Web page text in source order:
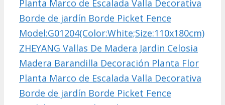
ZHEYANG Vallas De Madera Jardin Celosia
Madera Barandilla Decoración Planta Flor
Planta Marco de Escalada Valla Decorativa
Borde de jardín Borde Picket Fence